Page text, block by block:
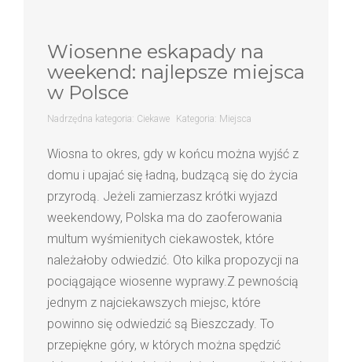
Wiosenne eskapady na
weekend: najlepsze miejsca
w Polsce
Nadrzędna kategoria: Ciekawe Kategoria: Miejsca
Wiosna to okres, gdy w końcu można wyjść z
domu i upajać się ładną, budzącą się do życia
przyrodą. Jeżeli zamierzasz krótki wyjazd
weekendowy, Polska ma do zaoferowania
multum wyśmienitych ciekawostek, które
należałoby odwiedzić. Oto kilka propozycji na
pociągające wiosenne wyprawy.Z pewnością
jednym z najciekawszych miejsc, które
powinno się odwiedzić są Bieszczady. To
przepiękne góry, w których można spędzić